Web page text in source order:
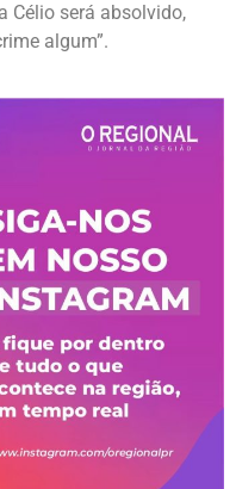
Célio será absolvido,
algum”.